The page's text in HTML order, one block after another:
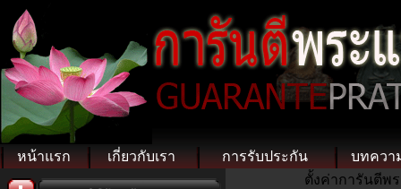
หน้าแรก เกี่ยวกับเรา การรับประกัน บทควา
ตั้งค่าการันตีพร